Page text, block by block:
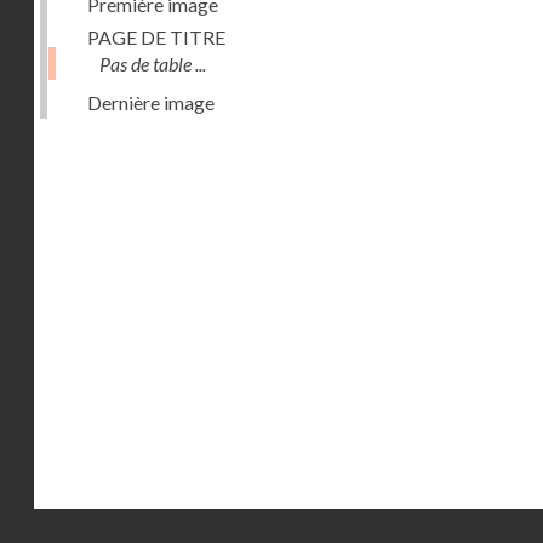
PAGE DE TITRE
Pas de table ...
Dernière image